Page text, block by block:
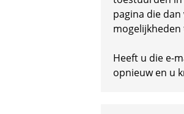
pagina die
mogelijkheden
Heeft u die e-
opnieuw en u